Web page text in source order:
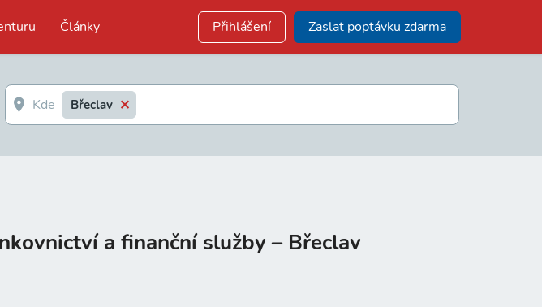
Články Přihlášení Zaslat poptávku zdarma
Břeclav
a finanční služby – Břeclav